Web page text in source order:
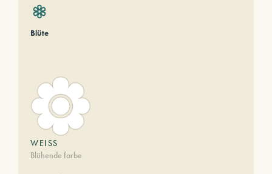
Blüte
WEISS
Blühende farbe